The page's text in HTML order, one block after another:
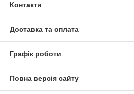
Контакти
Доставка та оплата
Графік роботи
Повна версія сайту